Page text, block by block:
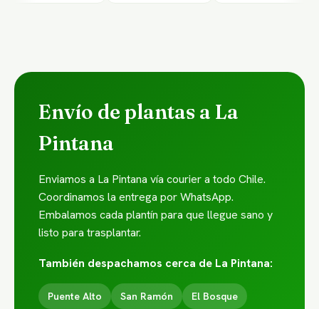
Envío de plantas a La
Pintana
Enviamos a La Pintana vía courier a todo Chile.
Coordinamos la entrega por WhatsApp.
Embalamos cada plantín para que llegue sano y
listo para trasplantar.
También despachamos cerca de La Pintana:
Puente Alto San Ramón El Bosque